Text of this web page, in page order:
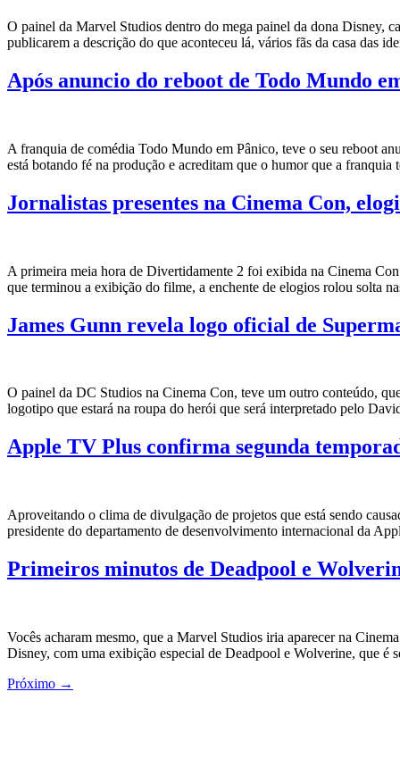
O painel da Marvel Studios dentro do mega painel da dona Disney,
publicarem a descrição do que aconteceu lá, vários fãs da casa das
Após anuncio do reboot de Todo Mundo
A franquia de comédia Todo Mundo em Pânico, teve o seu reboot
está botando fé na produção e acreditam que o humor que a
Jornalistas presentes na Cinema Con,
A primeira meia hora de Divertidamente 2 foi exibida na Cinema
que terminou a exibição do filme, a enchente de elogios rolou solta
James Gunn revela logo oficial de
O painel da DC Studios na Cinema Con, teve um outro conteúdo,
logotipo que estará na roupa do herói que será interpretado pelo
Apple TV Plus confirma segunda
Aproveitando o clima de divulgação de projetos que está sendo
presidente do departamento de desenvolvimento internacional da
Primeiros minutos de Deadpool e
Vocês acharam mesmo, que a Marvel Studios iria aparecer na
Disney, com uma exibição especial de Deadpool e Wolverine, que
Próximo →